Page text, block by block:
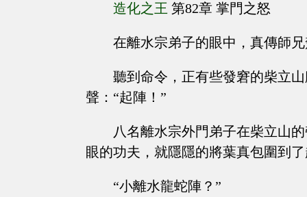
造化之王 第82章 掌門之怒
在離水宗弟子的眼中，真傳師
聽到命令，正有些發窘的柴立
聲：“起陣！”
八名離水宗外門弟子在柴立山
眼的功夫，就隱隱的將葉真包圍到
“小離水龍蛇陣？”